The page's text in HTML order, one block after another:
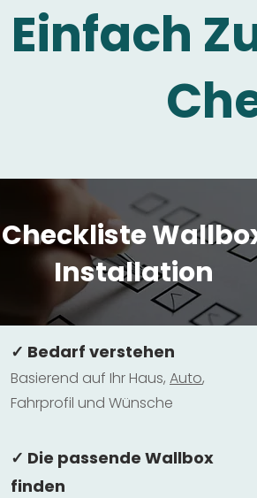
Einfach
Checkliste
Installation
✓ Bedarf verstehen
Basierend auf Ihr Haus, Auto,
Fahrprofil und Wünsche
✓ Die passende Wallbox
finden